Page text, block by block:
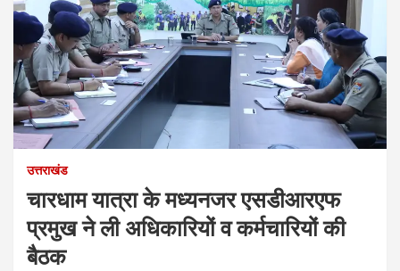
उत्तराखंड
चारधाम यात्रा के मध्यनजर एसडीआरएफ
प्रमुख ने ली अधिकारियों व कर्मचारियों की
बैठक